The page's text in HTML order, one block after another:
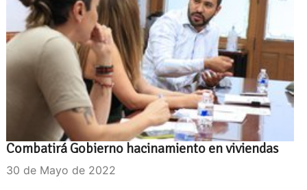
Combatirá Gobierno hacinamiento en viviendas
30 de Mayo de 2022